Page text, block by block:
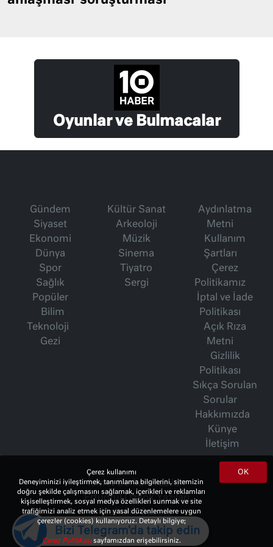
Oyunlar ve Bulmacalar
Gündem
Siyaset
Ekonomi
Dünya
Spor
Sağlık
Popüler
Bilim
Teknoloji
Gezi
Kültür Sanat
Arkeoloji
Müzik
Sinema
Tiyatro
Sergi
Aydınlatma
Metni
Kullanım
Şartları
Çerez
Politikamız
İptal ve İade
Politikası
Açık Rıza
Metni
Gizlilik
Politikası
Sıkça Sorulan
Sorular
Hakkımızda
Künye
İletişim
İsmet Berkan Yazıları
Ertuğrul Özkök Yazıları
Haftalık Gazete
OK
Çerez kullanımı
Deneyiminizi iyileştirmek, tanımlama bilgilerini, sitemizin
doğru şekilde çalışmasını sağlamak, içerikleri ve reklamları
kişiselleştirmek, sosyal medya özellikleri sunmak ve site
trafiğimizi analiz etmek için yasal düzenlemelere uygun
çerezler (cookies) kullanıyoruz. Detaylı bilgiye;
Çerez Politikasısayfamızdan erişebilirsiniz.
Bizi Telegram'da takip edin